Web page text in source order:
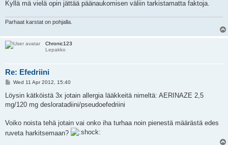
Kyllä mä vielä opin jättää päänaukomisen väliin tarkistamatta faktoja.
Parhaat karstat on pohjalla.
Chronic123
Lepakko
Re: Efedriini
P
s
t
Wed 11 Apr 2012, 15:40
Löysin kätköistä 3x jotain allergia lääkkeitä nimeltä: AERINAZE 2,5
mg/120 mg desloratadiini/pseudoefedriini
Voiko noista tehä jotain vai onko iha turhaa noin pienestä määrästä edes
ruveta harkitsemaan?